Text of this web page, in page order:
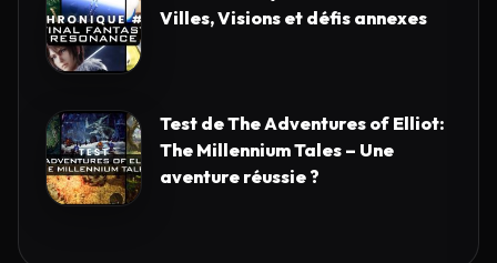
Villes, Visions et défis annexes
Test de The Adventures of Elliot:
The Millennium Tales – Une
aventure réussie ?